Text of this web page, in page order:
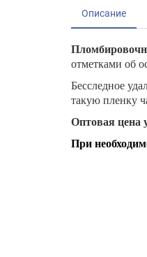
Описание
отметками об
Бесследное
такую пленку
Оптовая цена
При